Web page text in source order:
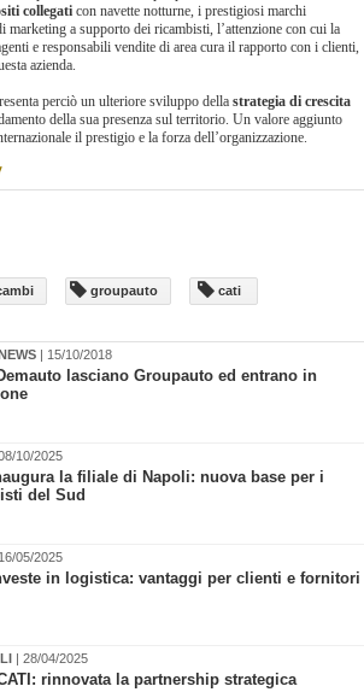
collegati con navette notturne, i prestigiosi marchi
a supporto dei ricambisti, l’attenzione con cui la
e responsabili vendite di area cura il rapporto con i clienti,
azienda.
perciò un ulteriore sviluppo della strategia di crescita
della sua presenza sul territorio. Un valore aggiunto
il prestigio e la forza dell’organizzazione.
groupauto cati
| 15/10/2018
lasciano Groupauto ed entrano in
10/2025
la filiale di Napoli: nuova base per i
del Sud
05/2025
in logistica: vantaggi per clienti e fornitori
| 28/04/2025
rinnovata la partnership strategica